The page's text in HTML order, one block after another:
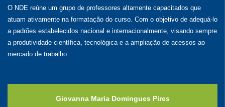
O NDE reúne um grupo de professores altamente capacitados que
atuam ativamente na formatação do curso. Com o objetivo de adequá-lo
a padrões estabelecidos nacional e internacionalmente, visando sempre
a produtividade cientíﬁca, tecnológica e a ampliação de acessos ao
mercado de trabalho.
Giovanna Maria Domingues Pires